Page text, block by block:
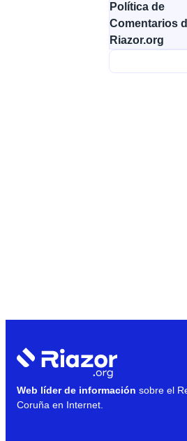
Política de
Comentarios
Riazor.org
Web líder de información sobre el
Coruña en Internet.